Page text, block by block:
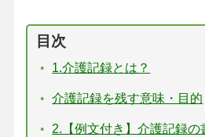
目次
1.介護記録とは？
介護記録を残す意味・目的
2.【例文付き】介護記録の